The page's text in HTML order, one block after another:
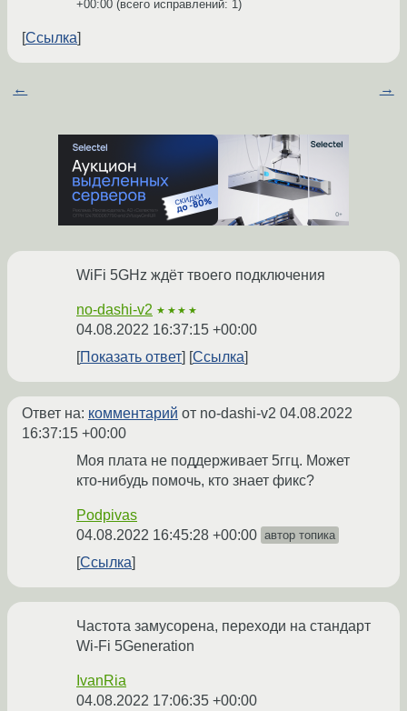
+00:00 (всего исправлений: 1)
Ссылка
← →
WiFi 5GHz ждёт твоего подключения
no-dashi-v2 ★★★★
04.08.2022 16:37:15 +00:00
Показать ответ
Ссылка
Ответ на: комментарий от no-dashi-v2 04.08.2022
16:37:15 +00:00
Моя плата не поддерживает 5ггц. Может
кто-нибудь помочь, кто знает фикс?
Podpivas
04.08.2022 16:45:28 +00:00 автор топика
Ссылка
Частота замусорена, переходи на стандарт
Wi-Fi 5Generation
IvanRia
04.08.2022 17:06:35 +00:00